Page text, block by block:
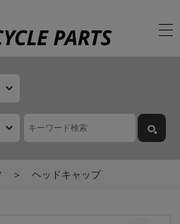
ヘッドキャップ